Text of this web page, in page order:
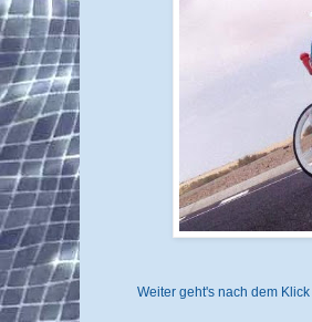
Weiter geht's nach dem Klick